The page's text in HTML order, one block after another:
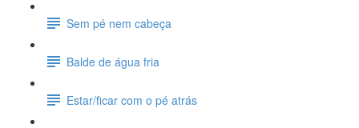
Sem pé nem cabeça
Balde de água fria
Estar/ficar com o pé atrás